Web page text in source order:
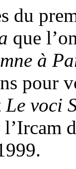
du
que
à
pour
Le voci